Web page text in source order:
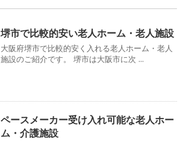
堺市で比較的安い老人ホーム・老人施設
大阪府堺市で比較的安く入れる老人ホーム・老人
施設のご紹介です。 堺市は大阪市に次 ...
ペースメーカー受け入れ可能な老人ホー
ム・介護施設